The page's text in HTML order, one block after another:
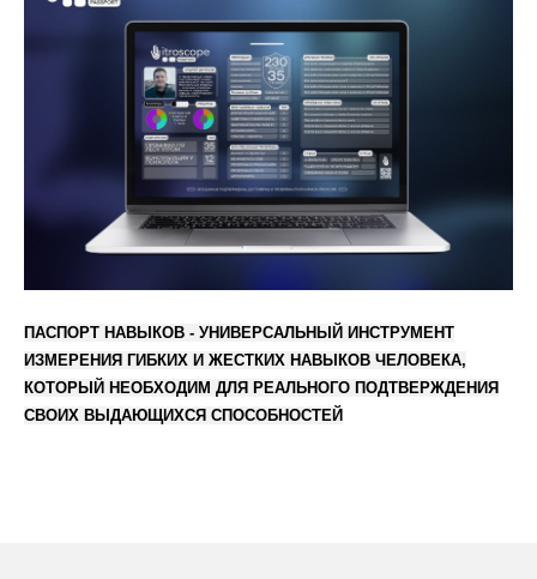
ПАСПОРТ НАВЫКОВ - УНИВЕРСАЛЬНЫЙ ИНСТРУМЕНТ
ИЗМЕРЕНИЯ ГИБКИХ И ЖЕСТКИХ НАВЫКОВ ЧЕЛОВЕКА,
КОТОРЫЙ НЕОБХОДИМ ДЛЯ РЕАЛЬНОГО ПОДТВЕРЖДЕНИЯ
СВОИХ ВЫДАЮЩИХСЯ СПОСОБНОСТЕЙ